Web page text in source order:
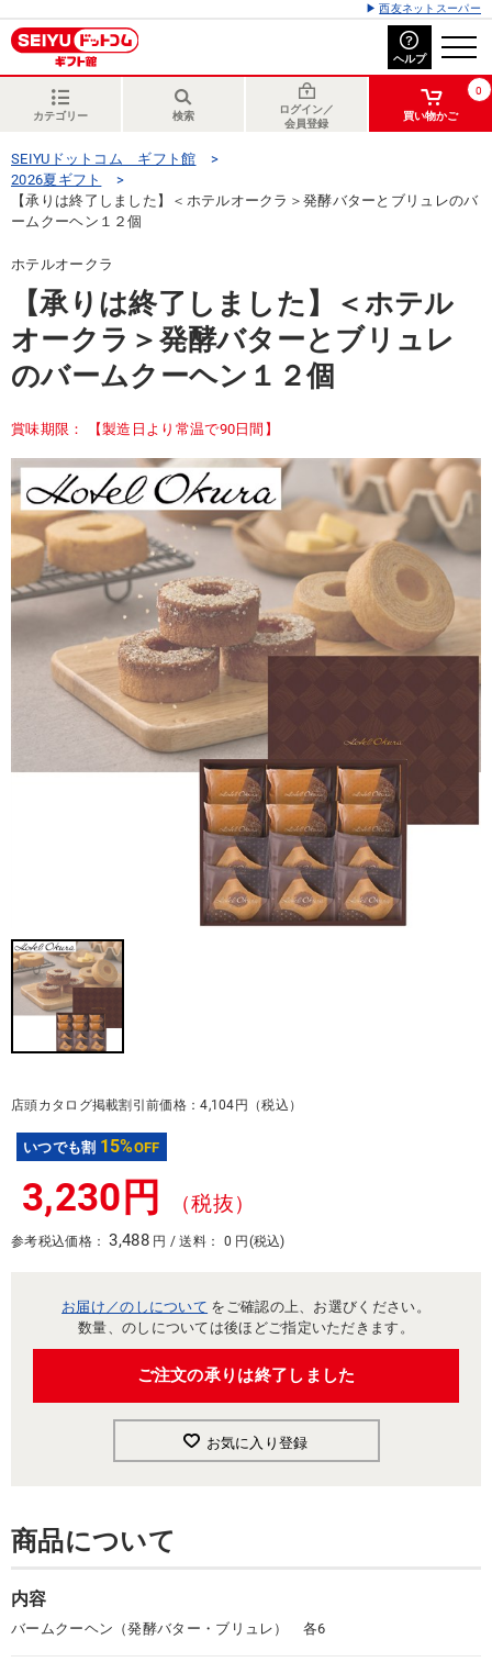
西友ネットスーパー
ヘルプ
カテゴリー 検索
ログイン／
会員登録
0
買い物かご
SEIYUドットコム ギフト館
2026夏ギフト
【承りは終了しました】＜ホテルオークラ＞発酵バターとブリュレのバ
ームクーヘン１２個
ホテルオークラ
【承りは終了しました】＜ホテル
オークラ＞発酵バターとブリュレ
のバームクーヘン１２個
賞味期限： 【製造日より常温で90日間】
店頭カタログ掲載割引前価格：4,104円（税込）
いつでも割 15%OFF
3,230円 （税抜）
参考税込価格：3,488円 / 送料： 0 円(税込)
お届け／のしについて をご確認の上、お選びください。
数量、のしについては後ほどご指定いただきます。
ご注文の承りは終了しました
お気に入り登録
商品について
内容
バームクーヘン（発酵バター・ブリュレ） 各6